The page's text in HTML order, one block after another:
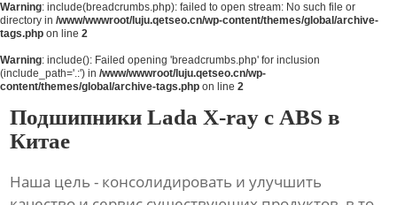
Продукция
Новости
Warning: include(breadcrumbs.php): failed to open stream: No such file or
directory in /www/wwwroot/luju.qetseo.cn/wp-content/themes/global/archive-
tags.php on line 2
Warning: include(): Failed opening 'breadcrumbs.php' for inclusion
(include_path='.:') in /www/wwwroot/luju.qetseo.cn/wp-
content/themes/global/archive-tags.php on line 2
Подшипники Lada X-ray с ABS в
Китае
Наша цель - консолидировать и улучшить